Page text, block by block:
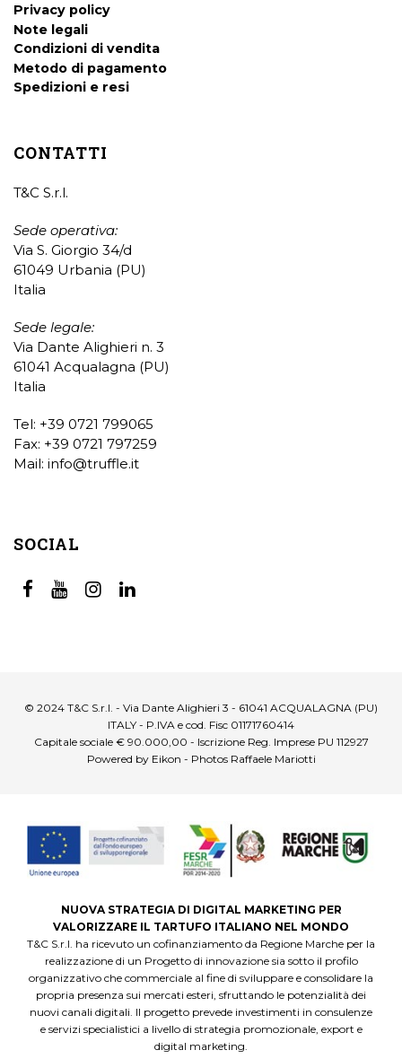
Privacy policy
Note legali
Condizioni di vendita
Metodo di pagamento
Spedizioni e resi
CONTATTI
T&C S.r.l.
Sede operativa:
Via S. Giorgio 34/d
61049 Urbania (PU)
Italia
Sede legale:
Via Dante Alighieri n. 3
61041 Acqualagna (PU)
Italia
Tel: +39 0721 799065
Fax: +39 0721 797259
Mail: info@truffle.it
SOCIAL
© 2024 T&C S.r.l. - Via Dante Alighieri 3 - 61041 ACQUALAGNA (PU)
ITALY - P.IVA e cod. Fisc 01171760414
Capitale sociale € 90.000,00 - Iscrizione Reg. Imprese PU 112927
Powered by Eikon - Photos Raffaele Mariotti
NUOVA STRATEGIA DI DIGITAL MARKETING PER
VALORIZZARE IL TARTUFO ITALIANO NEL MONDO
T&C S.r.l. ha ricevuto un cofinanziamento da Regione Marche per la
realizzazione di un Progetto di innovazione sia sotto il profilo
organizzativo che commerciale al fine di sviluppare e consolidare la
propria presenza sui mercati esteri, sfruttando le potenzialità dei
nuovi canali digitali. Il progetto prevede investimenti in consulenze
e servizi specialistici a livello di strategia promozionale, export e
digital marketing.